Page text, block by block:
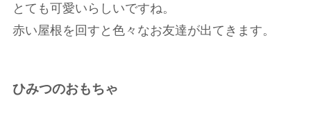
とても可愛いらしいですね。
赤い屋根を回すと色々なお友達が出てきます。
ひみつのおもちゃ